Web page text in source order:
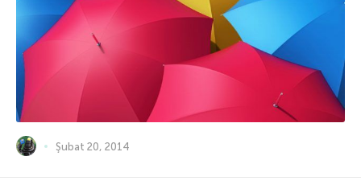
Şubat 20, 2014